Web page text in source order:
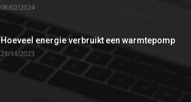
08/02/2024
Hoeveel energie verbruikt een warmtepomp
21/11/2023